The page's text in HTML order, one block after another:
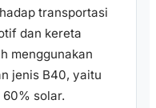
transportasi
dan kereta
menggunakan
jenis B40, yaitu
solar.